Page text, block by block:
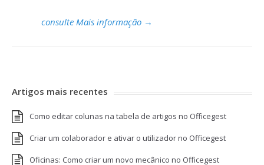
consulte Mais informação →
Artigos mais recentes
Como editar colunas na tabela de artigos no Officegest
Criar um colaborador e ativar o utilizador no Officegest
Oficinas: Como criar um novo mecânico no Officegest